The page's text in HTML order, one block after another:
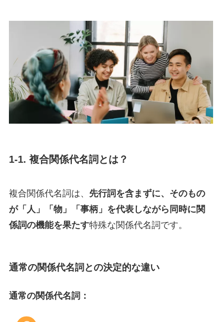
1-1. 複合関係代名詞とは？
複合関係代名詞は、 先行詞を含まずに、そのもの
が「人」「物」「事柄」を代表しながら同時に関
係詞の機能を果たす特殊な関係代名詞です。
通常の関係代名詞との決定的な違い
通常の関係代名詞：